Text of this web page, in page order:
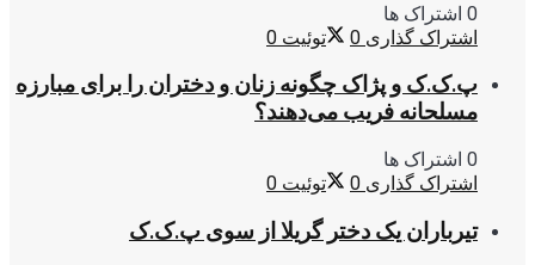
0 اشتراک ها
اشتراک گذاری 0 توئیت 0
پ.ک.ک و پژاک چگونه زنان و دختران را برای مبارزه
مسلحانه فریب می‌دهند؟
0 اشتراک ها
اشتراک گذاری 0 توئیت 0
تیرباران یک دختر گریلا از سوی پ.ک.ک